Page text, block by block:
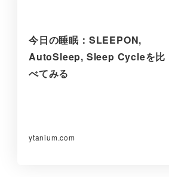
今日の睡眠：SLEEPON,
AutoSleep, Sleep Cycleを比
べてみる
ytanium.com